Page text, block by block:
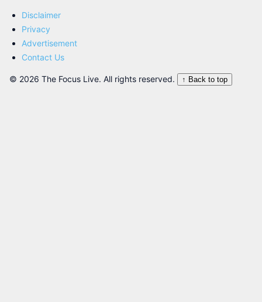
Disclaimer
Privacy
Advertisement
Contact Us
© 2026 The Focus Live. All rights reserved. ↑ Back to top